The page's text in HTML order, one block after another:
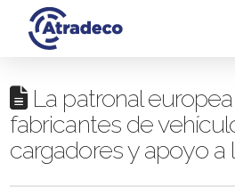
La patronal
fabricantes de
cargadores y apoyo